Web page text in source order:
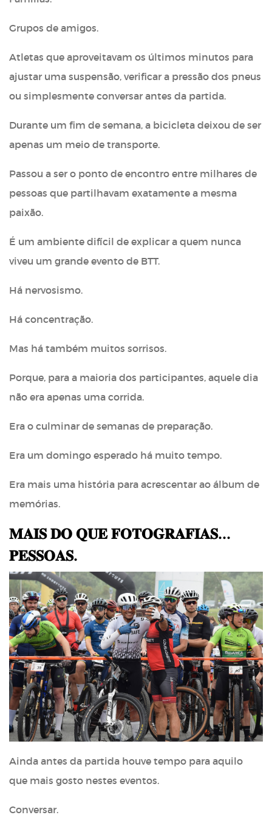
Grupos de amigos.
Atletas que aproveitavam os últimos minutos para
ajustar uma suspensão, verificar a pressão dos pneus
ou simplesmente conversar antes da partida.
Durante um fim de semana, a bicicleta deixou de ser
apenas um meio de transporte.
Passou a ser o ponto de encontro entre milhares de
pessoas que partilhavam exatamente a mesma
paixão.
É um ambiente difícil de explicar a quem nunca
viveu um grande evento de BTT.
Há nervosismo.
Há concentração.
Mas há também muitos sorrisos.
Porque, para a maioria dos participantes, aquele dia
não era apenas uma corrida.
Era o culminar de semanas de preparação.
Era um domingo esperado há muito tempo.
Era mais uma história para acrescentar ao álbum de
memórias.
𝐌𝐀𝐈𝐒 𝐃𝐎 𝐐𝐔𝐄 𝐅𝐎𝐓𝐎𝐆𝐑𝐀𝐅𝐈𝐀𝐒...
𝐏𝐄𝐒𝐒𝐎𝐀𝐒.
Ainda antes da partida houve tempo para aquilo
que mais gosto nestes eventos.
Conversar.